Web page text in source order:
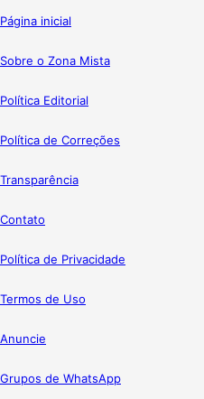
Página inicial
Sobre o Zona Mista
Política Editorial
Política de Correções
Transparência
Contato
Política de Privacidade
Termos de Uso
Anuncie
Grupos de WhatsApp